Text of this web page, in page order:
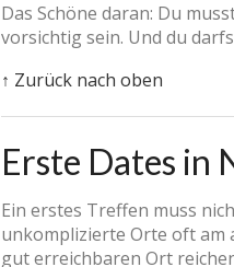
Das Schöne daran: Du
vorsichtig sein. Und du
↑ Zurück nach oben
Erste Dates in
Ein erstes Treffen muss
unkomplizierte Orte oft am
gut erreichbaren Ort